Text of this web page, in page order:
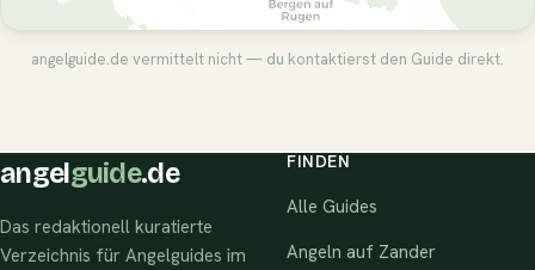
angelguide.de vermittelt nicht — du kontaktierst den Guide direkt.
angelguide.de
Das redaktionell kuratierte
Verzeichnis für Angelguides im
FINDEN
Alle Guides
Angeln auf Zander